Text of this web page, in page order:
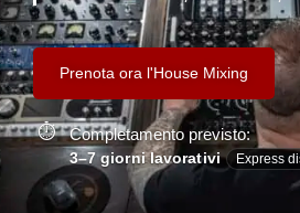
Prenota ora l'House Mixing
Completamento previsto:
3–7 giorni lavorativi Express